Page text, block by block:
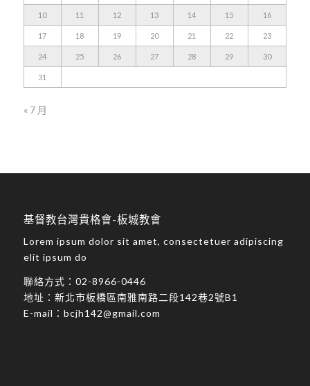
10 11 12 13 14 15 16
17 18 19 20 21 22 23
24 25 26 27 28 29 30
31
« 7 月
基督教台灣貴格會-板城教會
Lorem ipsum dolor sit amet, consectetuer adipiscing
elit ipsum do
聯絡方式： 02-8966-0446
地址： 新北市板橋區南雅南路二段142巷2號B1
E-mail： bcjh142@gmail.com